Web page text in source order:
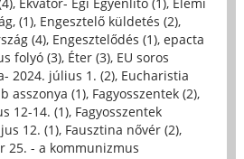
(1), Engesztelő küldetés (2),
(4), Engesztelődés (1), epacta
folyó (3), Éter (3), EU soros
2024. július 1. (2), Eucharistia
asszonya (1), Fagyosszentek (2),
12-14. (1), Fagyosszentek
12. (1), Fausztina nővér (2),
25. - a kommunizmus